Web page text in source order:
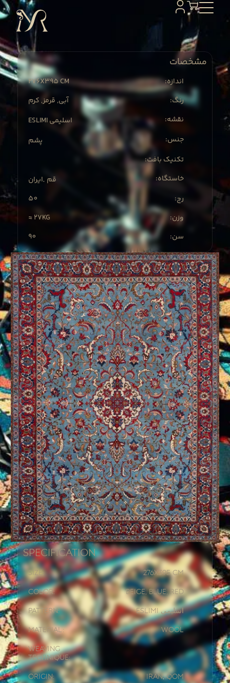
Specification
Size: 395 CM
276x
Color: Beige, Blue, Red
Pattern: Eslimi اسلیمی
Material: Wool
Weaving
Technique:
Origin: Iran, Qom
مشخصات
276X395 CM
:اندازه
آبی, قرمز, کرم
:رنگ
ESLIMI اسلیمی
:نقشه
پشم
:جنس
:تکنیک بافت
ایران قم
:خاستگاه
50
:رج
≈ 27KG
:وزن
90
:سن